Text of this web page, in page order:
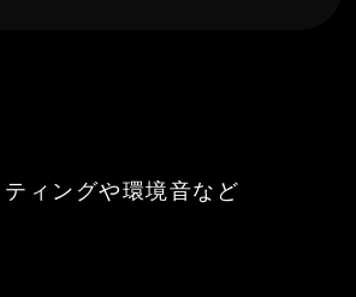
ィングや環境音など